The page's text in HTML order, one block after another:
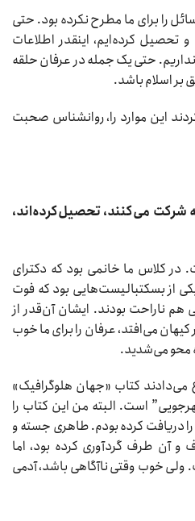
را برای ما مطرح نکرده بود. حتی
و تحصیل کرده‌ایم، اینقدر اطلاعات
حتی یک جمله در عرفان حلقه
بر اسلام باشد.
این موارد را، روانشناس صحبت
شرکت می‌کنند، تحصیل‌کرده‌اند،
در کلاس ما خانمی بود که دکترای
از بسکتبالیست‌هایی بود که فوت
هم ناراحت بودند. ایشان آن‌قدر از
کیهان می‌افتد، عرفان را برای ما خوب
محو می‌شدید.
می‌دادند کتاب «جهان هلوگرافیک»
است. البته من این کتاب را
را دریافت کرده بودم. طاهری جسته و
و آن طرف گردآوری کرده بود، اما
خوب وقتی ناآگاهی باشد، آدمی